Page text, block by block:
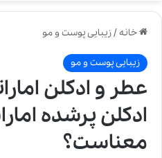
خانه/زیبایی پوست و مو
زیبایی پوست و مو
عطر و ادکلن
ادکلن پرشده
معناست؟